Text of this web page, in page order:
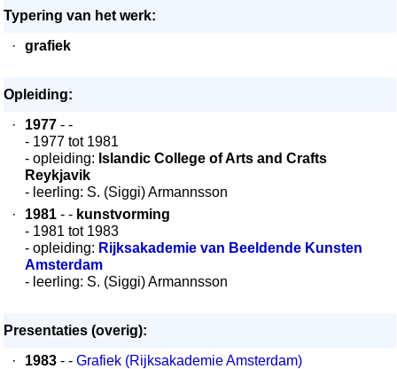
Typering van het werk:
·
grafiek
Opleiding:
·
1977 - -
- 1977 tot 1981
- opleiding: Islandic College of Arts and Crafts
Reykjavik
- leerling: S. (Siggi) Armannsson
·
1981 - - kunstvorming
- 1981 tot 1983
- opleiding: Rijksakademie van Beeldende Kunsten
Amsterdam
- leerling: S. (Siggi) Armannsson
Presentaties (overig):
·
1983 - - Grafiek (Rijksakademie Amsterdam)